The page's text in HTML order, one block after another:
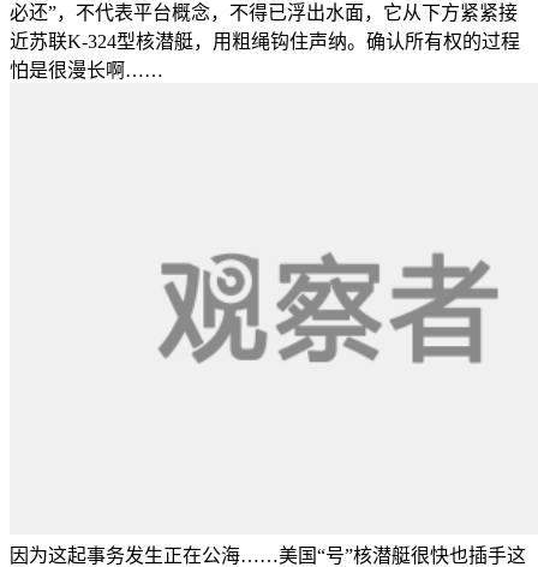
必还”，不代表平台概念，不得已浮出水面，它从下方紧紧接
近苏联K-324型核潜艇，用粗绳钩住声纳。确认所有权的过程
怕是很漫长啊……
因为这起事务发生正在公海……美国“号”核潜艇很快也插手这